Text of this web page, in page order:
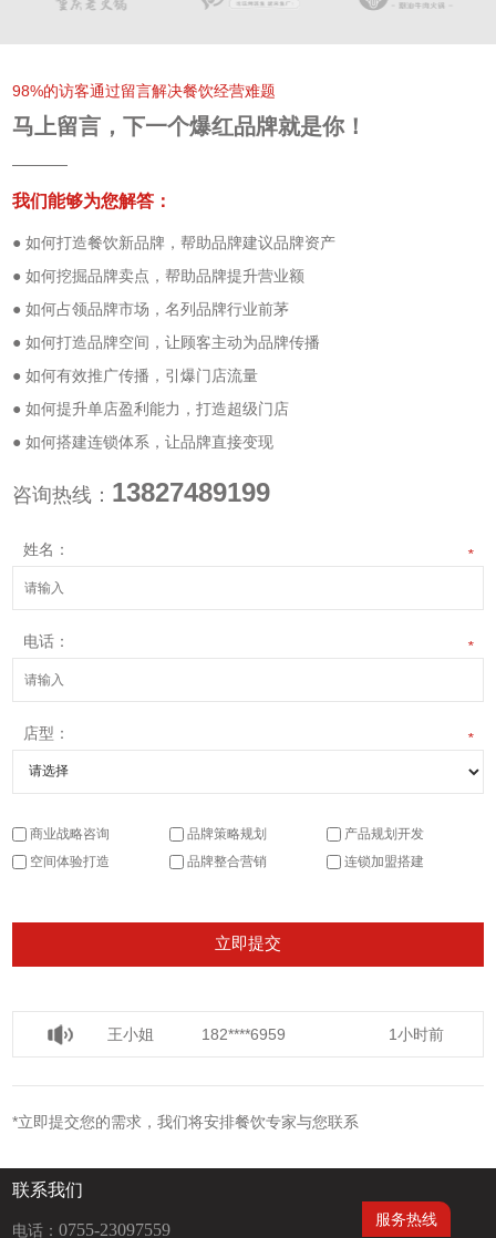
98%的访客通过留言解决餐饮经营难题
马上留言，下一个爆红品牌就是你！
我们能够为您解答：
● 如何打造餐饮新品牌，帮助品牌建议品牌资产
● 如何挖掘品牌卖点，帮助品牌提升营业额
● 如何占领品牌市场，名列品牌行业前茅
● 如何打造品牌空间，让顾客主动为品牌传播
● 如何有效推广传播，引爆门店流量
● 如何提升单店盈利能力，打造超级门店
● 如何搭建连锁体系，让品牌直接变现
咨询热线： 13827489199
姓名： *
电话： *
店型： *
商业战略咨询 品牌策略规划
产品规划开发
空间体验打造
品牌整合营销 连锁加盟搭建
王小姐 182****6959 1小时前
徐小姐 135****6997
王小姐 182****6959 1小时前
*立即提交您的需求，我们将安排餐饮专家与您联系
联系我们
电话：0755-23097559
服务热线